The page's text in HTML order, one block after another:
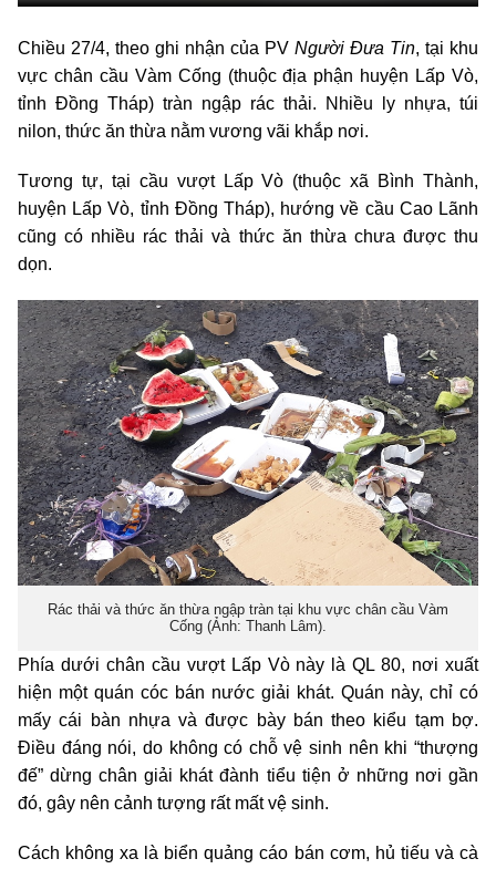
Chiều 27/4, theo ghi nhận của PV Người Đưa Tin, tại khu
vực chân cầu Vàm Cống (thuộc địa phận huyện Lấp Vò,
tỉnh Đồng Tháp) tràn ngập rác thải. Nhiều ly nhựa, túi
nilon, thức ăn thừa nằm vương vãi khắp nơi.
Tương tự, tại cầu vượt Lấp Vò (thuộc xã Bình Thành,
huyện Lấp Vò, tỉnh Đồng Tháp), hướng về cầu Cao Lãnh
cũng có nhiều rác thải và thức ăn thừa chưa được thu
dọn.
Rác thải và thức ăn thừa ngập tràn tại khu vực chân cầu Vàm
Cống (Ảnh: Thanh Lâm).
Phía dưới chân cầu vượt Lấp Vò này là QL 80, nơi xuất
hiện một quán cóc bán nước giải khát. Quán này, chỉ có
mấy cái bàn nhựa và được bày bán theo kiểu tạm bợ.
Điều đáng nói, do không có chỗ vệ sinh nên khi “thượng
đế” dừng chân giải khát đành tiểu tiện ở những nơi gần
đó, gây nên cảnh tượng rất mất vệ sinh.
Cách không xa là biển quảng cáo bán cơm, hủ tiếu và cà